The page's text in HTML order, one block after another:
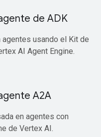
de ADK
agentes usando el Kit de
AI Agent Engine.
A2A
en agentes con
de Vertex AI.